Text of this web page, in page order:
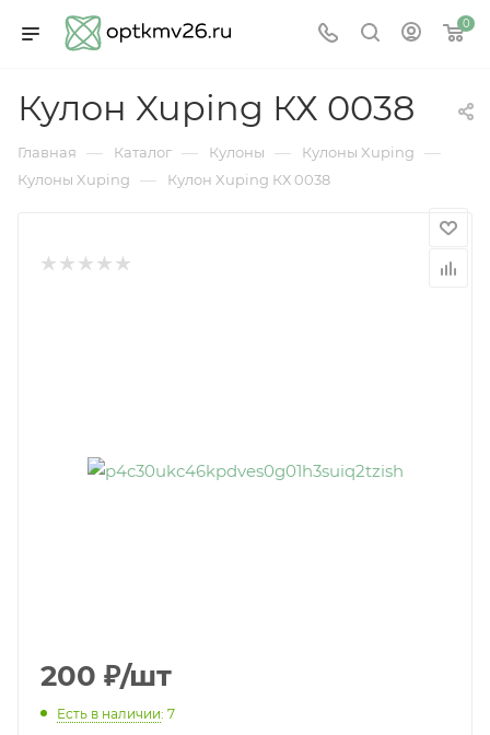
0
Кулон Xuping КХ 0038
Главная — Каталог — Кулоны — Кулоны Xuping —
Кулоны Xuping — Кулон Xuping КХ 0038
200 ₽/шт
Есть в наличии: 7